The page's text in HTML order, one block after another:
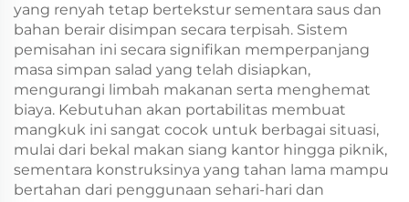
yang renyah tetap bertekstur sementara saus dan
bahan berair disimpan secara terpisah. Sistem
pemisahan ini secara signifikan memperpanjang
masa simpan salad yang telah disiapkan,
mengurangi limbah makanan serta menghemat
biaya. Kebutuhan akan portabilitas membuat
mangkuk ini sangat cocok untuk berbagai situasi,
mulai dari bekal makan siang kantor hingga piknik,
sementara konstruksinya yang tahan lama mampu
bertahan dari penggunaan sehari-hari dan